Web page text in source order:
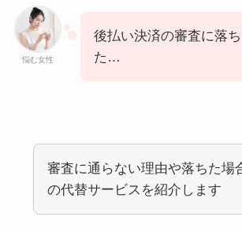
悩む女性
後払い決済の審査に落
た…
審査に通らない理由や落ちた場
の代替サービスを紹介します